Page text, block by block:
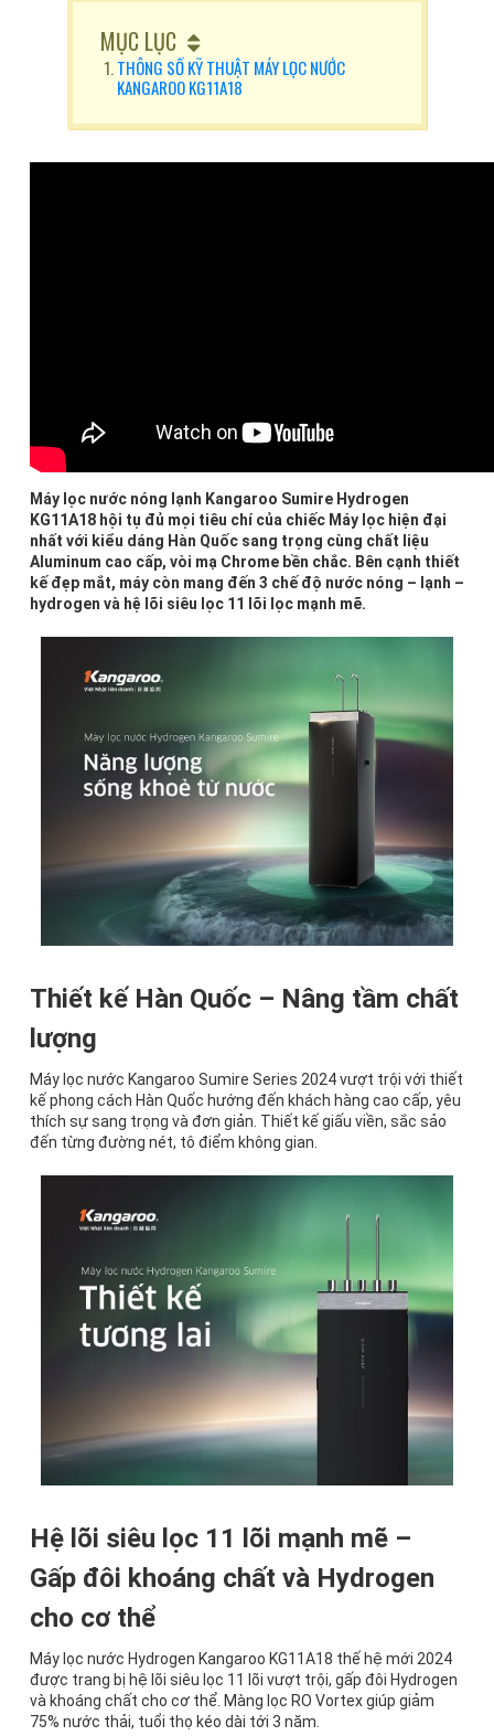
MỤC LỤC
THÔNG SỐ KỸ THUẬT MÁY LỌC NƯỚC
KANGAROO KG11A18
Máy lọc nước nóng lạnh Kangaroo Sumire Hydrogen
KG11A18 hội tụ đủ mọi tiêu chí của chiếc Máy lọc hiện đại
nhất với kiểu dáng Hàn Quốc sang trọng cùng chất liệu
Aluminum cao cấp, vòi mạ Chrome bền chắc. Bên cạnh thiết
kế đẹp mắt, máy còn mang đến 3 chế độ nước nóng – lạnh –
hydrogen và hệ lõi siêu lọc 11 lõi lọc mạnh mẽ.
Thiết kế Hàn Quốc – Nâng tầm chất
lượng
Máy lọc nước Kangaroo Sumire Series 2024 vượt trội với thiết
kế phong cách Hàn Quốc hướng đến khách hàng cao cấp, yêu
thích sự sang trọng và đơn giản. Thiết kế giấu viền, sắc sảo
đến từng đường nét, tô điểm không gian.
Hệ lõi siêu lọc 11 lõi mạnh mẽ –
Gấp đôi khoáng chất và Hydrogen
cho cơ thể
Máy lọc nước Hydrogen Kangaroo KG11A18 thế hệ mới 2024
được trang bị hệ lõi siêu lọc 11 lõi vượt trội, gấp đôi Hydrogen
và khoáng chất cho cơ thể. Màng lọc RO Vortex giúp giảm
75% nước thải, tuổi thọ kéo dài tới 3 năm.